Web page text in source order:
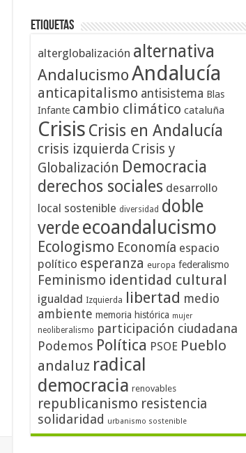
Etiquetas
alterglobalización alternativa
AndalucismoAndalucía
anticapitalismo antisistema Blas
Infante cambio climático cataluña
Crisis Crisis en Andalucía
crisis izquierda Crisis y
Globalización Democracia
derechos sociales desarrollo
local sostenible diversidad doble
verdeecoandalucismo
Ecologismo Economía espacio
político esperanza europa federalismo
Feminismo identidad cultural
igualdad Izquierda libertad medio
ambiente memoria histórica mujer
neoliberalismo participación ciudadana
Podemos Política PSOE Pueblo
andaluz radical
democracia renovables
republicanismo resistencia
solidaridad urbanismo sostenible